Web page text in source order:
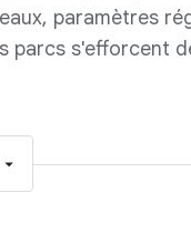
paramètres
parcs s'efforcent